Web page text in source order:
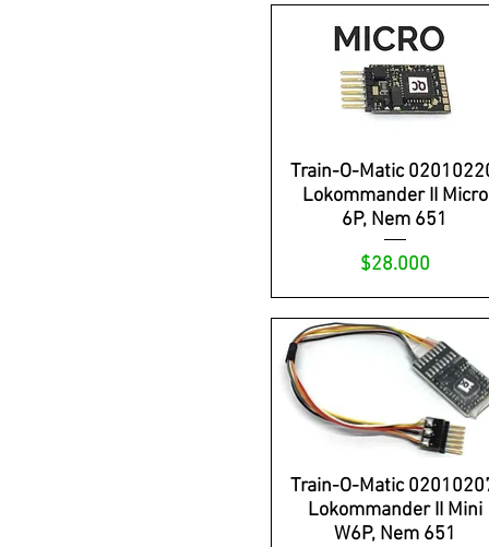
Train-O-Matic
Lokommander II Micro
6P, Nem 651
Precio
$28.000
Train-O-Matic
Lokommander II Mini
W6P, Nem 651